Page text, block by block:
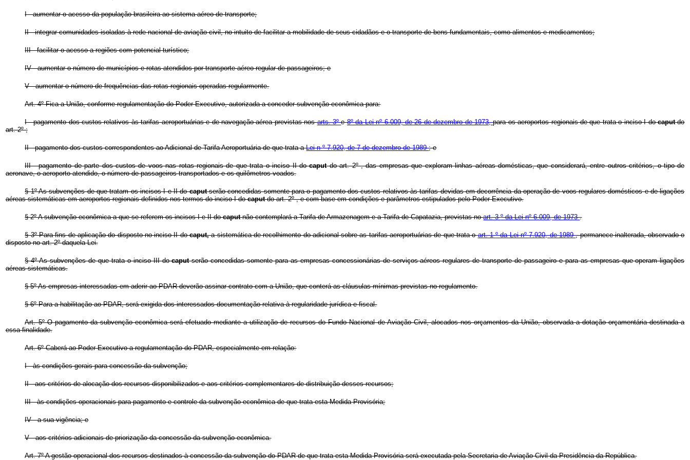
I - aumentar o acesso da população brasileira ao sistema aéreo de transporte;
II - integrar comunidades isoladas à rede nacional de aviação civil, no intuito de facilitar a mobilidade de seus cidadãos e o transporte de bens fundamentais, como alimentos e medicamentos;
III - facilitar o acesso a regiões com potencial turístico;
IV - aumentar o número de municípios e rotas atendidos por transporte aéreo regular de passageiros; e
V - aumentar o número de frequências das rotas regionais operadas regularmente.
Art. 4º Fica a União, conforme regulamentação do Poder Executivo, autorizada a conceder subvenção econômica para:
I - pagamento dos custos relativos às tarifas aeroportuárias e de navegação aérea previstas nosarts. 3ºe8º da Lei nº 6.009, de 26 de dezembro de 1973,para os aeroportos regionais de que trata o inciso I docaputdo
art. 2º ;
II - pagamento dos custos correspondentes ao Adicional de Tarifa Aeroportuária de que trata aLei nº 7.920, de 7 de dezembro de 1989; e
III - pagamento de parte dos custos de voos nas rotas regionais de que trata o inciso II docaputdo art. 2º, das empresas que exploram linhas aéreas domésticas, que considerará, entre outros critérios, o tipo de
aeronave, o aeroporto atendido, o número de passageiros transportados e os quilômetros voados.
§ 1º As subvenções de que tratam os incisos I e II docaputserão concedidas somente para o pagamento dos custos relativos às tarifas devidas em decorrência da operação de voos regulares domésticos e de ligações
aéreas sistemáticas em aeroportos regionais definidos nos termos do inciso I docaputdo art. 2º , e com base em condições e parâmetros estipulados pelo Poder Executivo.
§ 2ºA subvenção econômica a que se referem os incisos I e II docaputnão contemplará a Tarifa de Armazenagem e a Tarifa de Capatazia, previstas noart. 3º da Lei nº 6.009, de 1973.
§ 3ºPara fins de aplicação do disposto no inciso II docaput,a sistemática de recolhimento do adicional sobre as tarifas aeroportuárias de que trata oart. 1º da Lei nº 7.920, de 1989, permanece inalterada, observado o
disposto no art. 2ºdaquela Lei.
§ 4º As subvenções de que trata o inciso III docaputserão concedidas somente para as empresas concessionárias de serviços aéreos regulares de transporte de passageiro e para as empresas que operam ligações
aéreas sistemáticas.
§ 5º As empresas interessadas em aderir ao PDAR deverão assinar contrato com a União, que conterá as cláusulas mínimas previstas no regulamento.
§ 6ºPara a habilitação ao PDAR, será exigida dos interessados documentação relativa à regularidade jurídica e fiscal.
Art. 5º O pagamento da subvenção econômica será efetuado mediante a utilização de recursos do Fundo Nacional de Aviação Civil, alocados nos orçamentos da União, observada a dotação orçamentária destinada a
essa finalidade.
Art. 6º Caberá ao Poder Executivo a regulamentação do PDAR, especialmente em relação:
I - às condições gerais para concessão da subvenção;
II - aos critérios de alocação dos recursos disponibilizados e aos critérios complementares de distribuição desses recursos;
III - às condições operacionais para pagamento e controle da subvenção econômica de que trata esta Medida Provisória;
IV - a sua vigência; e
V - aos critérios adicionais de priorização da concessão da subvenção econômica.
Art. 7º A gestão operacional dos recursos destinados à concessão da subvenção do PDAR de que trata esta Medida Provisória será executada pela Secretaria de Aviação Civil da Presidência da República.